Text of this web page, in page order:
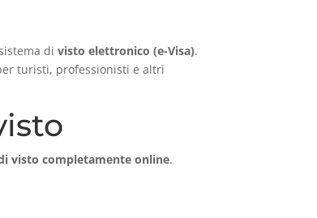
divisto elettronico (e-Visa).
turisti, professionisti e altri
visto completamente online.